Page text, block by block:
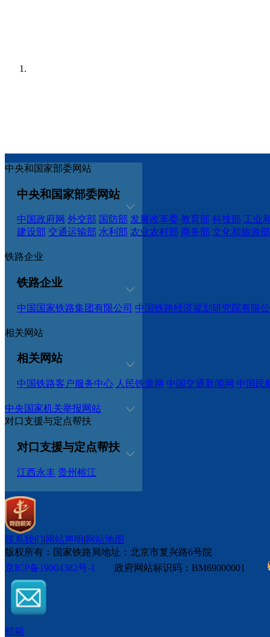
中央和国家部委网站
中央和国家部委网站
中国政府网 外交部 国防部 发展改革委 教育部 科技部 工业
建设部 交通运输部 水利部 农业农村部 商务部 文化和旅游部
铁路企业
铁路企业
中国国家铁路集团有限公司 中国铁路经济规划研究院有限
相关网站
相关网站
中国铁路客户服务中心 人民铁道网 中国交通新闻网 中国民
中央国家机关举报网站
对口支援与定点帮扶
对口支援与定点帮扶
江西永丰 贵州榕江
联系我们|网站声明|网站地图
版权所有：国家铁路局地址：北京市复兴路6号院
京ICP备19004382号-1
政府网站标识码：BM69000001
邮箱